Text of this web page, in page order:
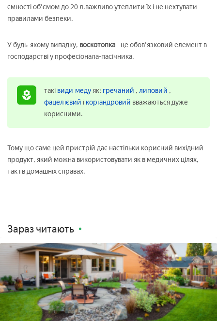
ємності об'ємом до 20 л.важливо утеплити їх і не нехтувати
правилами безпеки.
У будь-якому випадку, воскотопка - це обов'язковий елемент в
господарстві у професіонала-пасічника.
такі види медуяк: гречаний , липовий ,
фацелієвий і коріандровий вважаються дуже
корисними.
Тому що саме цей пристрій дає настільки корисний вихідний
продукт, який можна використовувати як в медичних цілях,
так і в домашніх справах.
Зараз читають